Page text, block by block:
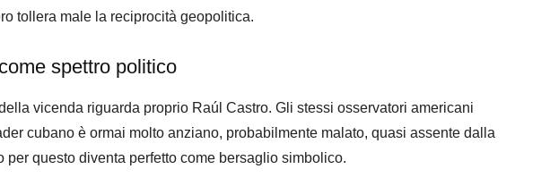
tollera male la reciprocità geopolitica.
spettro politico
vicenda riguarda proprio Raúl Castro. Gli stessi osservatori americani
cubano è ormai molto anziano, probabilmente malato, quasi assente dalla
per questo diventa perfetto come bersaglio simbolico.